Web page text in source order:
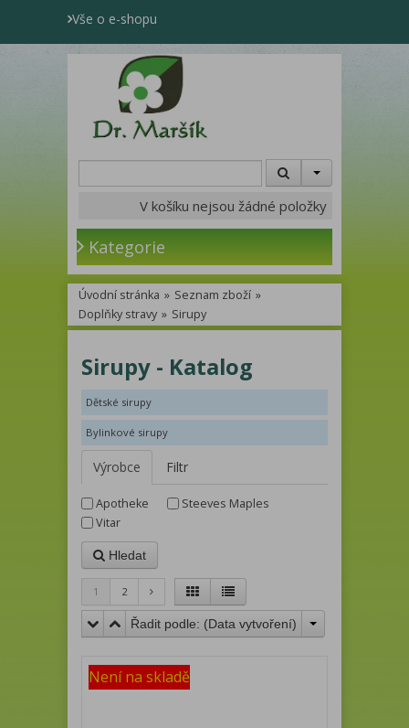
Vše o e-shopu
V košíku nejsou žádné položky
Kategorie
Úvodní stránka » Seznam zboží »
Doplňky stravy » Sirupy
Sirupy - Katalog
Dětské sirupy
Bylinkové sirupy
Výrobce Filtr
Apotheke
Steeves Maples
Vitar
Hledat
1 2
Řadit podle: (Data vytvoření)
Není na skladě